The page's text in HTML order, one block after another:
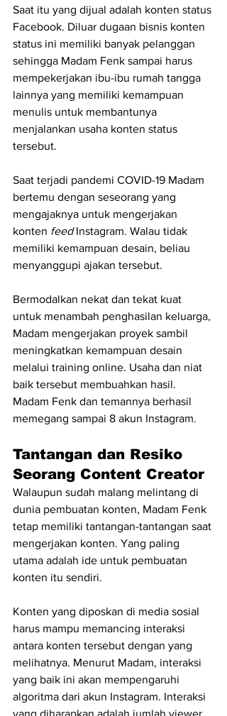
Saat itu yang dijual adalah konten status
Facebook. Diluar dugaan bisnis konten
status ini memiliki banyak pelanggan
sehingga Madam Fenk sampai harus
mempekerjakan ibu-ibu rumah tangga
lainnya yang memiliki kemampuan
menulis untuk membantunya
menjalankan usaha konten status
tersebut.
Saat terjadi pandemi COVID-19 Madam
bertemu dengan seseorang yang
mengajaknya untuk mengerjakan
konten feed Instagram. Walau tidak
memiliki kemampuan desain, beliau
menyanggupi ajakan tersebut.
Bermodalkan nekat dan tekat kuat
untuk menambah penghasilan keluarga,
Madam mengerjakan proyek sambil
meningkatkan kemampuan desain
melalui training online. Usaha dan niat
baik tersebut membuahkan hasil.
Madam Fenk dan temannya berhasil
memegang sampai 8 akun Instagram.
Tantangan dan Resiko
Seorang Content Creator
Walaupun sudah malang melintang di
dunia pembuatan konten, Madam Fenk
tetap memiliki tantangan-tantangan saat
mengerjakan konten. Yang paling
utama adalah ide untuk pembuatan
konten itu sendiri.
Konten yang diposkan di media sosial
harus mampu memancing interaksi
antara konten tersebut dengan yang
melihatnya. Menurut Madam, interaksi
yang baik ini akan mempengaruhi
algoritma dari akun Instagram. Interaksi
yang diharapkan adalah jumlah viewer